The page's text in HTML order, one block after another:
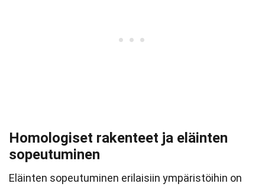
Homologiset rakenteet ja eläinten
sopeutuminen
Eläinten sopeutuminen erilaisiin ympäristöihin on